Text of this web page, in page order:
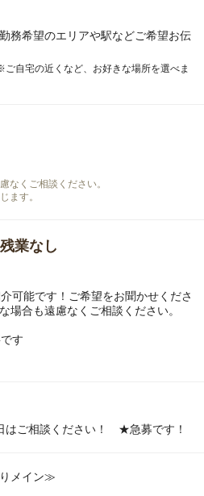
務希望のエリアや駅などご希望お伝
自宅の近くなど、お好きな場所を選べま
なくご相談ください。
ます。
業なし
可能です！ご希望をお聞かせくださ
合も遠慮なくご相談ください。
す
はご相談ください！ ★急募です！
メイン≫